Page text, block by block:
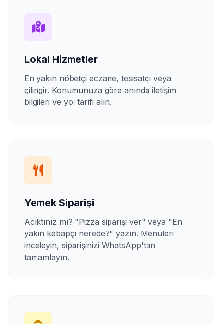
Lokal Hizmetler
En yakın nöbetçi eczane, tesisatçı veya
çilingir. Konumunuza göre anında iletişim
bilgileri ve yol tarifi alın.
Yemek Siparişi
Acıktınız mı? "Pizza siparişi ver" veya "En
yakın kebapçı nerede?" yazın. Menüleri
inceleyin, siparişinizi WhatsApp'tan
tamamlayın.